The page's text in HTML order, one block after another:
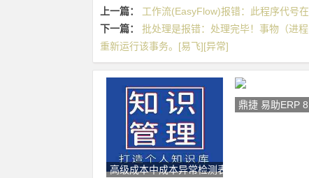
上一篇：
工作流(EasyFlow)报错：此程序代号
下一篇：
批处理是报错：处理完毕！事物（进
重新运行该事务。[易飞][异常]
高级成本中成本异常检测表:E:工
鼎捷 易助ERP